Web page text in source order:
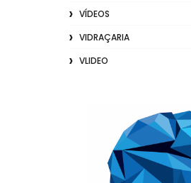
VÍDEOS
VIDRAÇARIA
VLIDEO